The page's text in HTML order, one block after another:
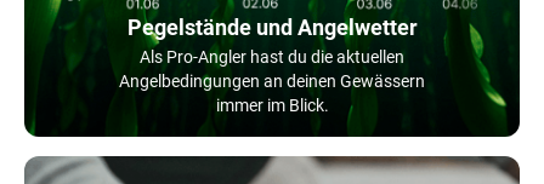
Pegelstände und Angelwetter
Als Pro-Angler hast du die aktuellen
Angelbedingungen an deinen Gewässern
immer im Blick.